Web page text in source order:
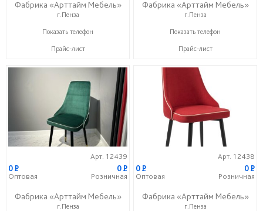
Фабрика «Арттайм Мебель»
г.Пенза
+7 (800) 201-23-49
Показать телефон
Прайс-лист
Фабрика «Арттайм Мебель»
г.Пенза
+7 (800) 201-23-49
Показать телефон
Прайс-лист
Арт. 12439
0P
Оптовая
0P
Розничная
Фабрика «Арттайм Мебель»
г.Пенза
Арт. 12438
0P
Оптовая
0P
Розничная
Фабрика «Арттайм Мебель»
г.Пенза